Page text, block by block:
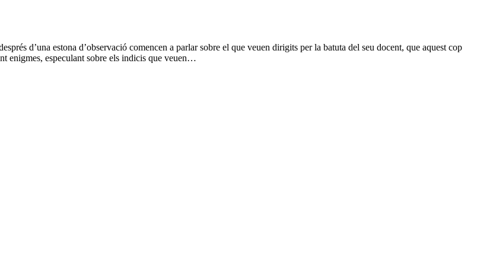
d’una estona d’observació comencen a parlar sobre el que veuen dirigits per la batuta del seu docent, que aquest cop
enigmes, especulant sobre els indicis que veuen…